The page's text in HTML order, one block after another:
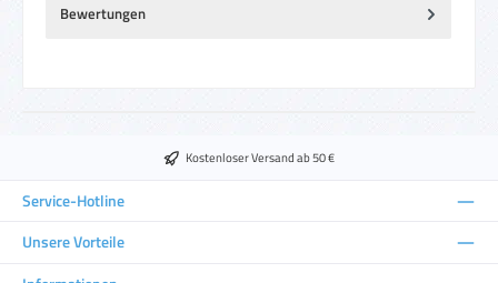
Bewertungen
Kostenloser Versand ab 50 €
Service-Hotline
Unsere Vorteile